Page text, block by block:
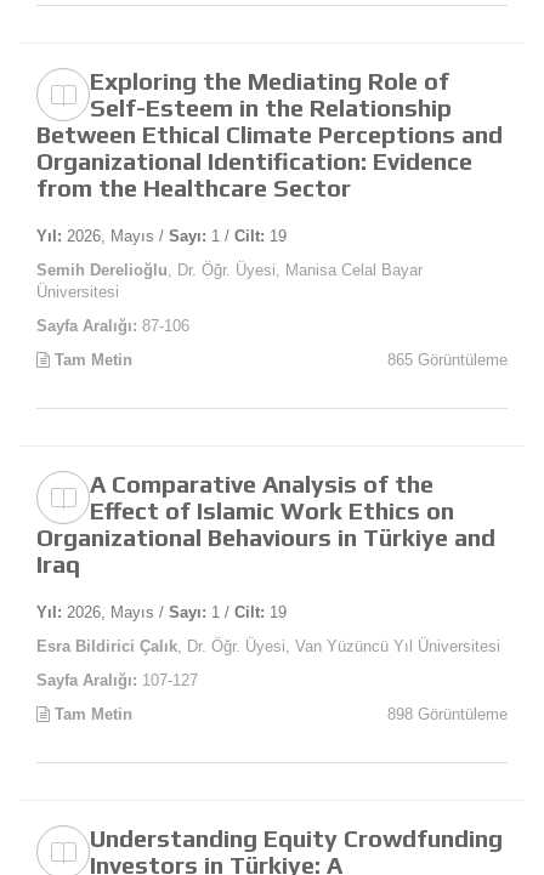
Exploring the Mediating Role of
Self-Esteem in the Relationship
Between Ethical Climate Perceptions and
Organizational Identification: Evidence
from the Healthcare Sector
Yıl: 2026, Mayıs / Sayı: 1 / Cilt: 19
Semih Derelioğlu, Dr. Öğr. Üyesi, Manisa Celal Bayar
Üniversitesi
Sayfa Aralığı: 87-106
Tam Metin
865 Görüntüleme
A Comparative Analysis of the
Effect of Islamic Work Ethics on
Organizational Behaviours in Türkiye and
Iraq
Yıl: 2026, Mayıs / Sayı: 1 / Cilt: 19
Esra Bildirici Çalık, Dr. Öğr. Üyesi, Van Yüzüncü Yıl Üniversitesi
Sayfa Aralığı: 107-127
Tam Metin
898 Görüntüleme
Understanding Equity Crowdfunding
Investors in Türkiye: A